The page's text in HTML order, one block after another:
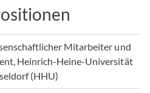
Mitarbeiter und
Heinrich-Heine-Universität
(HHU)